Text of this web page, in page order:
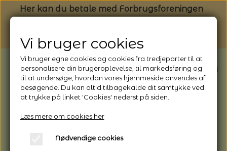
Her kan du betale med Forbrugsforeningen
BEMÆRK: Butikken har ferielukket* fra
1/8 - 9/8 - 2026
*Webshoppen er åben og sender hele
afhentning
Vi gør opmærksom på, at der kan være lidt
Vi bruger cookies
Vi bruger egne cookies og cookies fra tredjeparter til at
personalisere din brugeroplevelse, til markedsføring og
til at undersøge, hvordan vores hjemmeside anvendes af
besøgende. Du kan altid tilbagekalde dit samtykke ved
at trykke på linket 'Cookies' nederst på siden.
Læs mere om cookies her
Nødvendige cookies